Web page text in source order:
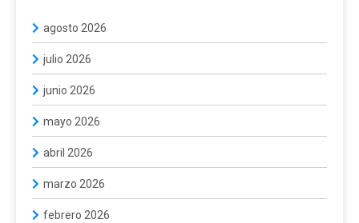
agosto 2026
julio 2026
junio 2026
mayo 2026
abril 2026
marzo 2026
febrero 2026